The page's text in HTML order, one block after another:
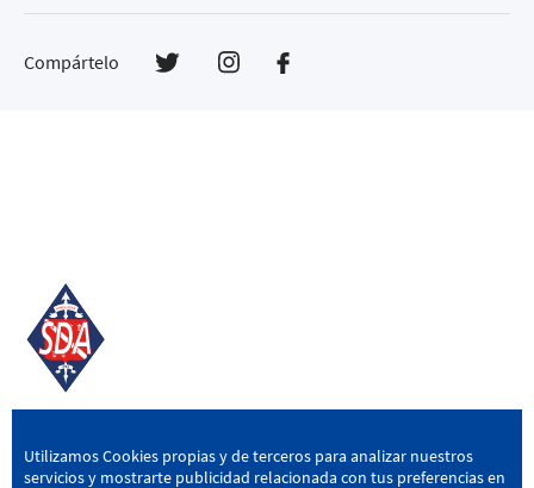
Compártelo
SD AMOREBIETA
Utilizamos Cookies propias y de terceros para analizar nuestros
servicios y mostrarte publicidad relacionada con tus preferencias en